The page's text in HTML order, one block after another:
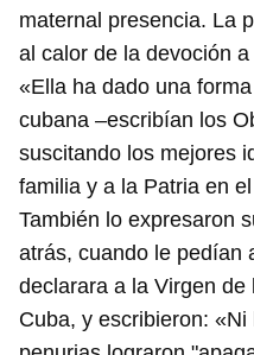
maternal presencia. La
al calor de la devoción
«Ella ha dado una
cubana –escribían los
suscitando los mejores
familia y a la Patria en
También lo expresaron
atrás, cuando le pedían
declarara a la Virgen
Cuba, y escribieron: